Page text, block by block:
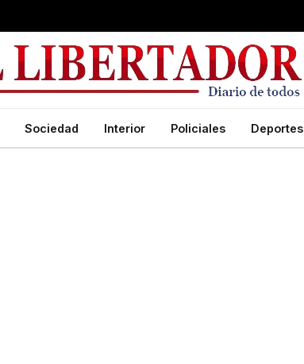
Sociedad Interior Policiales Deportes